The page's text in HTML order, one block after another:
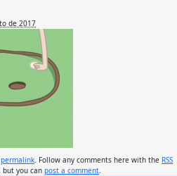
de 2017
permalink . Follow any comments here with the RSS
but you can post a comment